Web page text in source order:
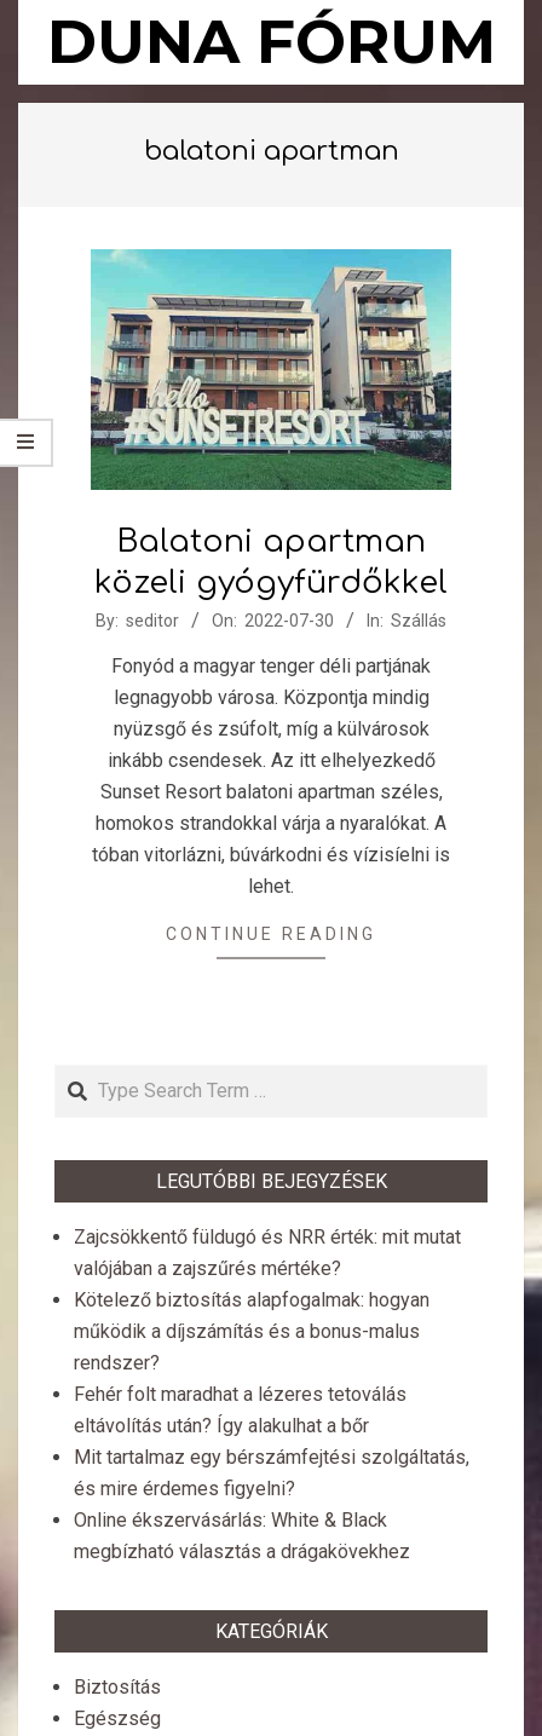
DUNA FÓRUM
Primary
balatoni apartman
Balatoni apartman
közeli gyógyfürdőkkel
2022-
By: seditor On: 2022-07-30 In: Szállás
Fonyód a magyar tenger déli partjának
legnagyobb városa. Központja mindig
nyüzsgő és zsúfolt, míg a külvárosok
inkább csendesek. Az itt elhelyezkedő
Sunset Resort balatoni apartman széles,
homokos strandokkal várja a nyaralókat. A
tóban vitorlázni, búvárkodni és vízisíelni is
lehet.
CONTINUE READING
Search
LEGUTÓBBI BEJEGYZÉSEK
Zajcsökkentő füldugó és NRR érték: mit mutat
valójában a zajszűrés mértéke?
Kötelező biztosítás alapfogalmak: hogyan
működik a díjszámítás és a bonus-malus
rendszer?
Fehér folt maradhat a lézeres tetoválás
eltávolítás után? Így alakulhat a bőr
Mit tartalmaz egy bérszámfejtési szolgáltatás,
és mire érdemes figyelni?
Online ékszervásárlás: White & Black
megbízható választás a drágakövekhez
KATEGÓRIÁK
Biztosítás
Egészség